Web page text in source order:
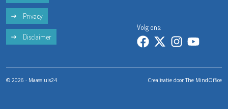
Privacy
Disclaimer
Volg ons:
© 2026 - Maassluis24 Crealisatie doorThe MindOffice